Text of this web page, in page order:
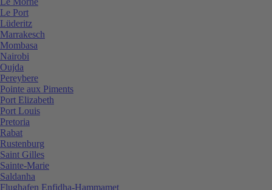
Le Port
Lüderitz
Marrakesch
Mombasa
Nairobi
Oujda
Pereybere
Pointe aux Piments
Port Elizabeth
Port Louis
Pretoria
Rabat
Rustenburg
Saint Gilles
Sainte-Marie
Saldanha
Flughafen Enfidha-Hammamet